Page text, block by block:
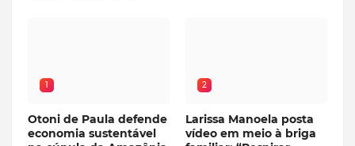
1
Otoni de Paula defende
economia sustentável
2
Larissa Manoela posta
vídeo em meio à briga